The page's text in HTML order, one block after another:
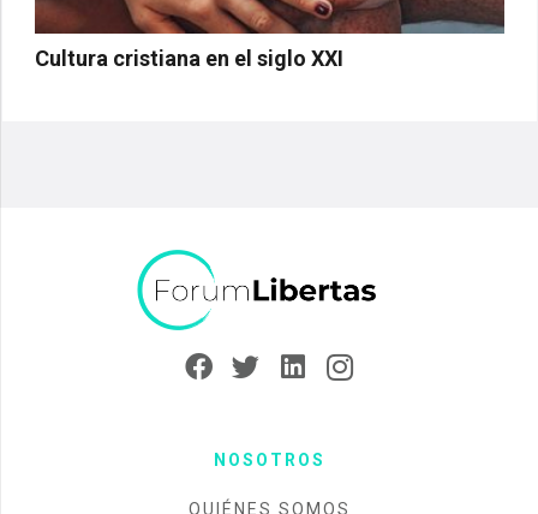
Cultura cristiana en el siglo XXI
NOSOTROS
QUIÉNES SOMOS